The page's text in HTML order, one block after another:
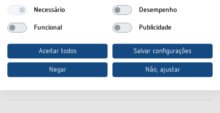
Ficha técnica TR 610 top2 G (638,8 kB)
No cesto de documentos
Necessário Desempenho
Funcional Publicidade
Aceitar todos Salvar configurações
Negar Não, ajustar